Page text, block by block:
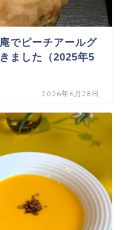
でピーチアールグ
ました（2025年5
2026年6月28日